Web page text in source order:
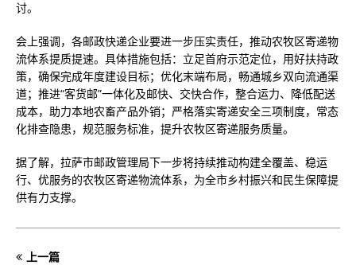
讨。
会上强调，各邮政快递企业要进一步压实责任，推动农牧区寄递物
流体系提质提速。具体措施包括：立足首府示范定位，用好扶持政
策，确保完成年度建设目标；优化末端布局，畅通城乡双向流通渠
道；推进“客货邮”一体化及邮快、交快合作，整合运力、降低配送
成本，助力本地农畜产品外销；严格落实寄递安全三项制度，常态
化排查隐患，规范服务标准，提升农牧区寄递服务质量。
据了解，拉萨市邮政管理局下一步将持续推动构建全覆盖、稳运
行、优服务的农牧区寄递物流体系，为全市乡村振兴和民生保障提
供有力支撑。
上一篇